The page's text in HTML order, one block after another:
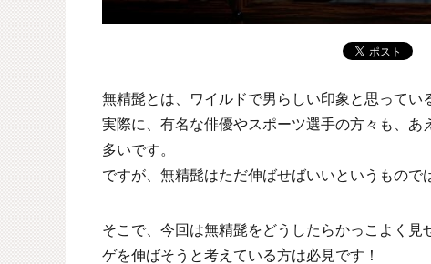
無精髭とは、ワイルドで男らしい印象と思ってい
実際に、有名な俳優やスポーツ選手の方々も、
多いです。
ですが、無精髭はただ伸ばせばいいというもので
そこで、今回は無精髭をどうしたらかっこよく
ゲを伸ばそうと考えている方は必見です！